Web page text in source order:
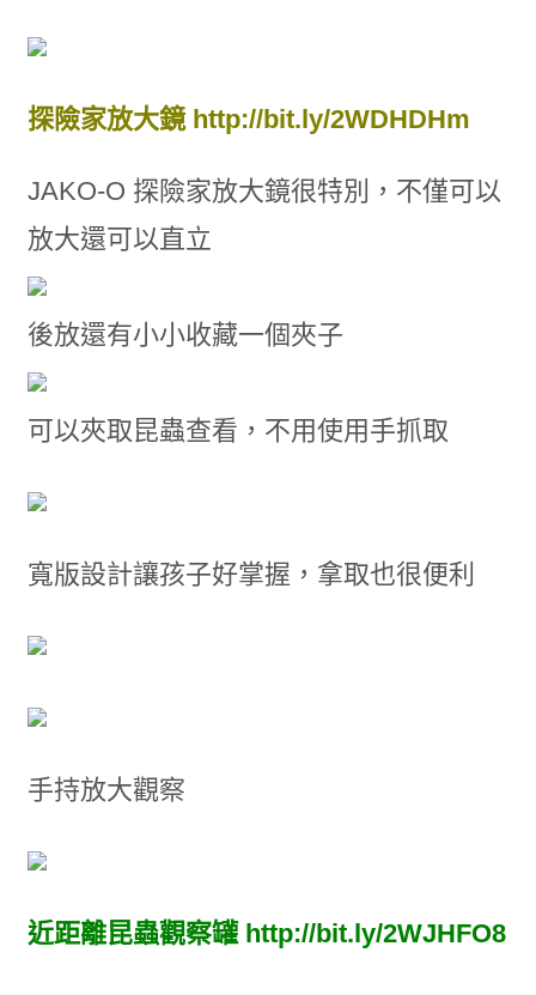
探險家放大鏡 http://bit.ly/2WDHDHm
JAKO-O 探險家放大鏡很特別，不僅可以
放大還可以直立
後放還有小小收藏一個夾子
可以夾取昆蟲查看，不用使用手抓取
寬版設計讓孩子好掌握，拿取也很便利
手持放大觀察
近距離昆蟲觀察罐http://bit.ly/2WJHFO8